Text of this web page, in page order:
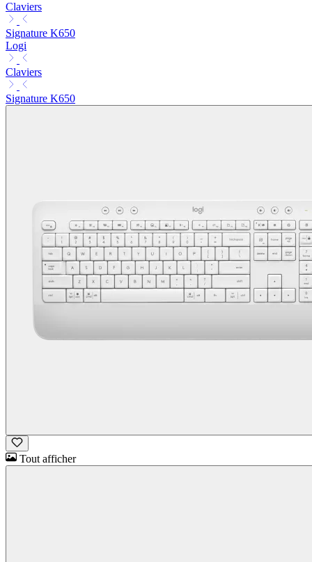
Claviers
Signature K650
Logi
Claviers
Signature K650
Tout afficher